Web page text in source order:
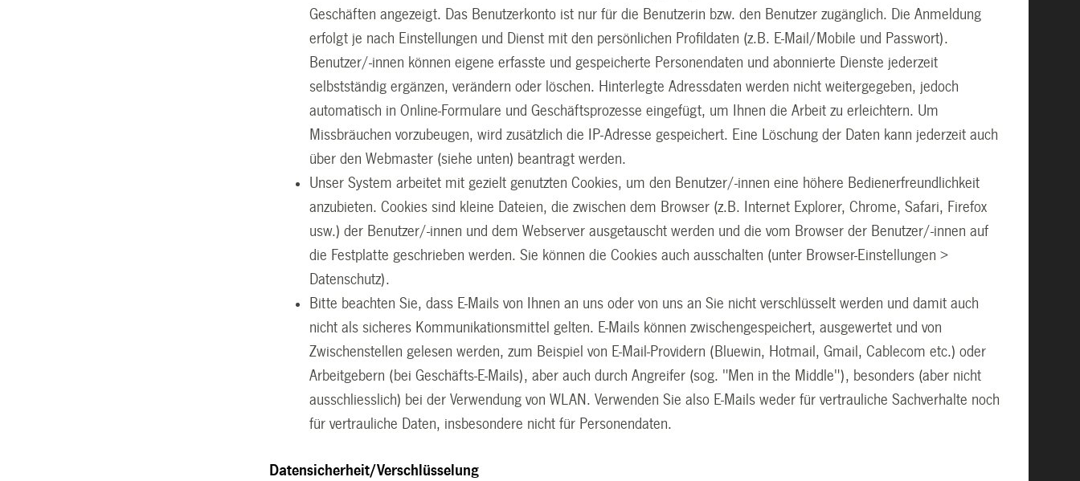
Geschäften angezeigt. Das Benutzerkonto ist nur für die Benutzerin bzw. den Benutzer zugänglich. Die Anmeldung
erfolgt je nach Einstellungen und Dienst mit den persönlichen Profildaten (z.B. E-Mail/Mobile und Passwort).
Benutzer/-innen können eigene erfasste und gespeicherte Personendaten und abonnierte Dienste jederzeit
selbstständig ergänzen, verändern oder löschen. Hinterlegte Adressdaten werden nicht weitergegeben, jedoch
automatisch in Online-Formulare und Geschäftsprozesse eingefügt, um Ihnen die Arbeit zu erleichtern. Um
Missbräuchen vorzubeugen, wird zusätzlich die IP-Adresse gespeichert. Eine Löschung der Daten kann jederzeit auch
über den Webmaster (siehe unten) beantragt werden.
Unser System arbeitet mit gezielt genutzten Cookies, um den Benutzer/-innen eine höhere Bedienerfreundlichkeit
anzubieten. Cookies sind kleine Dateien, die zwischen dem Browser (z.B. Internet Explorer, Chrome, Safari, Firefox
usw.) der Benutzer/-innen und dem Webserver ausgetauscht werden und die vom Browser der Benutzer/-innen auf
die Festplatte geschrieben werden. Sie können die Cookies auch ausschalten (unter Browser-Einstellungen >
Datenschutz).
Bitte beachten Sie, dass E-Mails von Ihnen an uns oder von uns an Sie nicht verschlüsselt werden und damit auch
nicht als sicheres Kommunikationsmittel gelten. E-Mails können zwischengespeichert, ausgewertet und von
Zwischenstellen gelesen werden, zum Beispiel von E-Mail-Providern (Bluewin, Hotmail, Gmail, Cablecom etc.) oder
Arbeitgebern (bei Geschäfts-E-Mails), aber auch durch Angreifer (sog. "Men in the Middle"), besonders (aber nicht
ausschliesslich) bei der Verwendung von WLAN. Verwenden Sie also E-Mails weder für vertrauliche Sachverhalte noch
für vertrauliche Daten, insbesondere nicht für Personendaten.
Datensicherheit/Verschlüsselung